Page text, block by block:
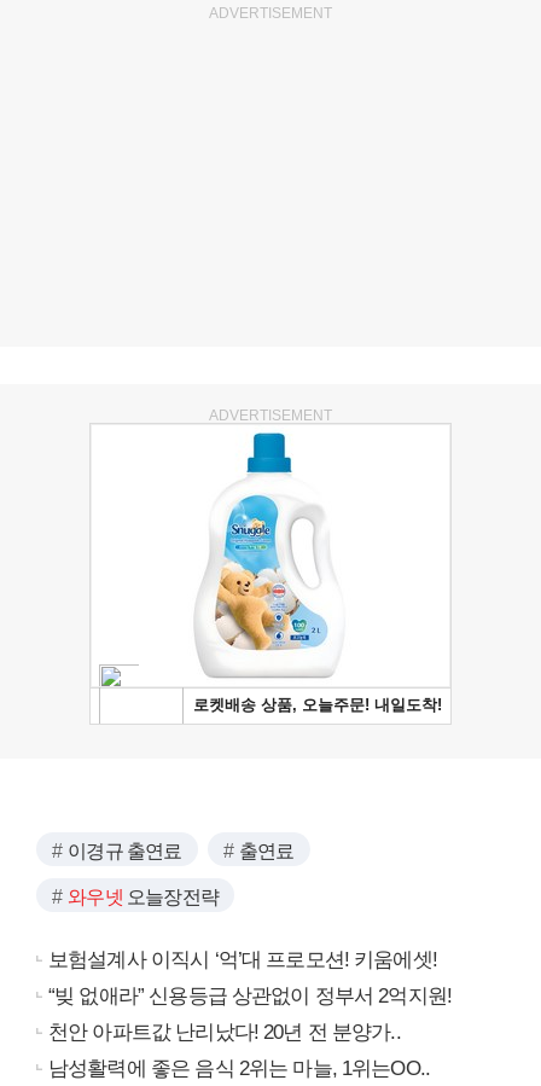
ADVERTISEMENT
ADVERTISEMENT
이경규 출연료 출연료
와우넷 오늘장전략
보험설계사 이직시 ‘억’대 프로모션! 키움에셋!
“빚 없애라” 신용등급 상관없이 정부서 2억지원!
천안 아파트값 난리났다! 20년 전 분양가..
남성활력에 좋은 음식 2위는 마늘, 1위는OO..